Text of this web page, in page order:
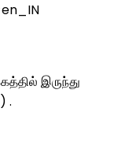
இருந்து
.